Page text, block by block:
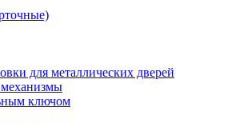
для металлических дверей
ключом